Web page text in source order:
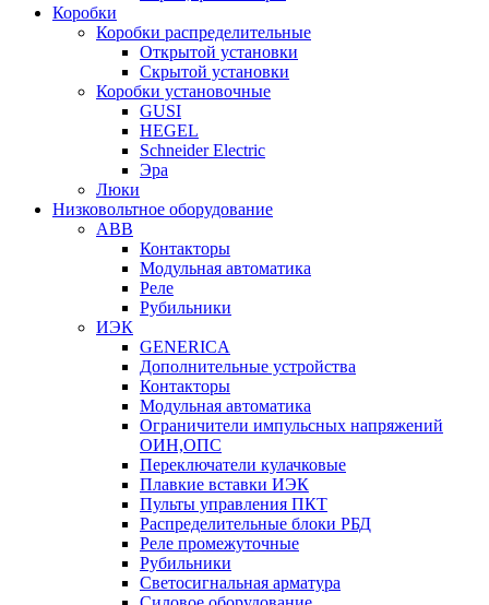
Коробки
Коробки распределительные
Открытой установки
Скрытой установки
Коробки установочные
GUSI
HEGEL
Schneider Electric
Эра
Люки
Низковольтное оборудование
ABB
Контакторы
Модульная автоматика
Реле
Рубильники
ИЭК
GENERICA
Дополнительные устройства
Контакторы
Модульная автоматика
Ограничители импульсных напряжений
ОИН,ОПС
Переключатели кулачковые
Плавкие вставки ИЭК
Пульты управления ПКТ
Распределительные блоки РБД
Реле промежуточные
Рубильники
Светосигнальная арматура